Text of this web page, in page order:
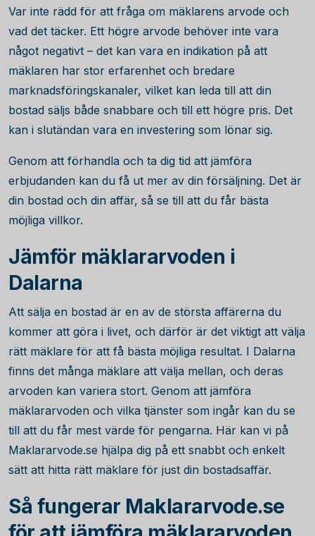
Var inte rädd för att fråga om mäklarens arvode och
vad det täcker. Ett högre arvode behöver inte vara
något negativt – det kan vara en indikation på att
mäklaren har stor erfarenhet och bredare
marknadsföringskanaler, vilket kan leda till att din
bostad säljs både snabbare och till ett högre pris. Det
kan i slutändan vara en investering som lönar sig.
Genom att förhandla och ta dig tid att jämföra
erbjudanden kan du få ut mer av din försäljning. Det är
din bostad och din affär, så se till att du får bästa
möjliga villkor.
Jämför mäklararvoden i
Dalarna
Att sälja en bostad är en av de största affärerna du
kommer att göra i livet, och därför är det viktigt att välja
rätt mäklare för att få bästa möjliga resultat. I Dalarna
finns det många mäklare att välja mellan, och deras
arvoden kan variera stort. Genom att jämföra
mäklararvoden och vilka tjänster som ingår kan du se
till att du får mest värde för pengarna. Här kan vi på
Maklararvode.se hjälpa dig på ett snabbt och enkelt
sätt att hitta rätt mäklare för just din bostadsaffär.
Så fungerar Maklararvode.se